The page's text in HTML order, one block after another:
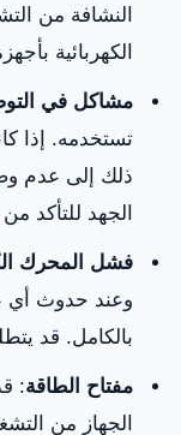
النشافة من
الكهربائية
مشاكل في
تستخدمه. إذا
ذلك إلى عدم
الجهد للتأكد
فشل المحرك
وعند حدوث أي
بالكامل. قد
مفتاح الطاقة:
الجهاز من